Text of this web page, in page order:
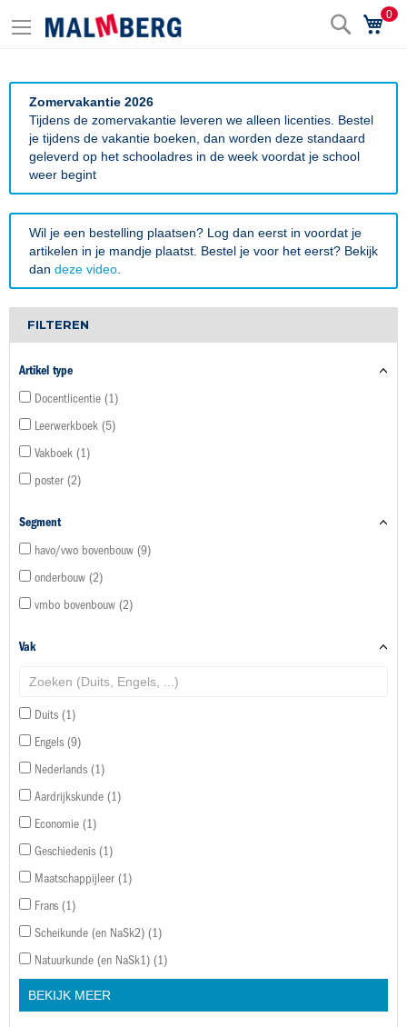
Zoek0
Zomervakantie 2026
Tijdens de zomervakantie leveren we alleen licenties. Bestel
je tijdens de vakantie boeken, dan worden deze standaard
geleverd op het schooladres in de week voordat je school
weer begint
Wil je een bestelling plaatsen? Log dan eerst in voordat je
artikelen in je mandje plaatst. Bestel je voor het eerst? Bekijk
dan deze video
FILTEREN
Artikel type
Docentlicentie 1
Leerwerkboek 5
Vakboek 1
poster 2
Segment
havo/vwo bovenbouw 9
onderbouw 2
vmbo bovenbouw 2
Vak
Duits 1
Engels 9
Nederlands 1
Aardrijkskunde 1
Economie 1
Geschiedenis 1
Maatschappijleer 1
Frans 1
Scheikunde (en NaSk2) 1
Natuurkunde (en NaSk1) 1
BEKIJK MEER